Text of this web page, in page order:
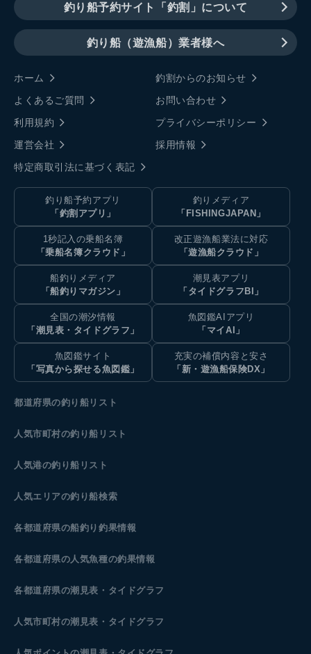
釣り船予約サイト「釣割」について
釣り船（遊漁船）業者様へ
ホーム
釣割からのお知らせ
よくあるご質問
お問い合わせ
利用規約
プライバシーポリシー
運営会社
採用情報
特定商取引法に基づく表記
釣り船予約アプリ
「釣割アプリ」
釣りメディア
「FISHINGJAPAN」
1秒記入の乗船名簿
「乗船名簿クラウド」
改正遊漁船業法に対応
「遊漁船クラウド」
船釣りメディア
「船釣りマガジン」
潮見表アプリ
「タイドグラフBI」
全国の潮汐情報
「潮見表・タイドグラフ」
魚図鑑AIアプリ
「マイAI」
魚図鑑サイト
「写真から探せる魚図鑑」
充実の補償内容と安さ
「新・遊漁船保険DX」
都道府県の釣り船リスト
人気市町村の釣り船リスト
人気港の釣り船リスト
人気エリアの釣り船検索
各都道府県の船釣り釣果情報
各都道府県の人気魚種の釣果情報
各都道府県の潮見表 ・タイドグラフ
人気市町村の潮見表・タイドグラフ